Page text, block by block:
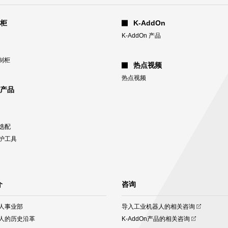
柜
品
配
工具
K-AddOn
K-AddOn 产品
热点视频
热点视频
事业部
的历史沿革
咨询
导入工业机器人的相关咨询
(opens
inK-AddOn产品的相关咨询
(opens